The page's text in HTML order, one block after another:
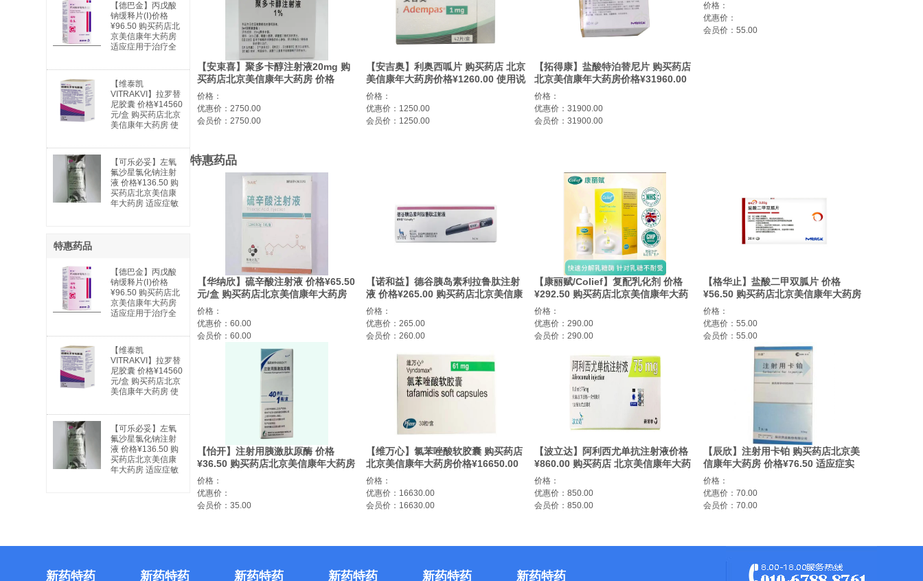
【德巴金】丙戊酸
钠缓释片(Ⅰ)价格
¥96.50 购买药店北
京美信康年大药房
适应症用于治疗全
以及特殊类型的综
合症。全身性癫痫
适用于：失神发
作、肌阵挛发作、
强直阵挛发作、失
张力发作及混合型
发作。部分性癫痫
发作；复杂部分性
发作；部分继发全
身性发作。躁狂
症：用于治疗与双
相情感障碍相关的
躁狂发作。
【维泰凯
VITRAKVI】拉罗替
尼胶囊 价格¥14560
元/盒 购买药店北京
美信康年大药房 使
药 实体瘤
【可乐必妥】左氧
氟沙星氯化钠注射
液 价格¥136.50 购
买药店北京美信康
年大药房 适应症敏
特惠药品
【德巴金】丙戊酸
钠缓释片(Ⅰ)价格
¥96.50 购买药店北
京美信康年大药房
适应症用于治疗全
以及特殊类型的综
合症。全身性癫痫
适用于：失神发
作、肌阵挛发作、
强直阵挛发作、失
张力发作及混合型
发作。部分性癫痫
发作；复杂部分性
发作；部分继发全
身性发作。躁狂
症：用于治疗与双
相情感障碍相关的
躁狂发作。
【维泰凯
VITRAKVI】拉罗替
尼胶囊 价格¥14560
元/盒 购买药店北京
美信康年大药房 使
药 实体瘤
【可乐必妥】左氧
氟沙星氯化钠注射
液 价格¥136.50 购
买药店北京美信康
年大药房 适应症敏
【安束喜】聚多卡醇注射液20mg 购
买药店北京美信康年大药房 价格
¥2760.00/盒 适应症静脉曲张
价格：
优惠价：2750.00
会员价：2750.00
【安吉奥】利奥西呱片 购买药店 北京
美信康年大药房价格¥1260.00 使用说
明书 肺动脉高压
价格：
优惠价：1250.00
会员价：1250.00
【拓得康】盐酸特泊替尼片 购买药店
北京美信康年大药房价格¥31960.00
适应症于治疗携带间质上皮转化因子
(MET)外显子14跳跃突变的局部晚期
或转移性非小细胞肺癌(NSCLC)成人
患者。
价格：
优惠价：31900.00
会员价：31900.00
价格：
优惠价：
会员价：55.00
特惠药品
【华纳欣】硫辛酸注射液 价格¥65.50
元/盒 购买药店北京美信康年大药房
适应症糖尿病周围神经病变引起的感
觉异常
价格：
优惠价：60.00
会员价：60.00
【诺和益】德谷胰岛素利拉鲁肽注射
液 价格¥265.00 购买药店北京美信康
年大药房 适应症适用于血糖控制不佳
的成人2型糖尿病患者 在饮食和运动
基础上联合其他口服降糖药物 改善血
糖控制。
价格：
优惠价：265.00
会员价：260.00
【康丽赋/Colief】复配乳化剂 价格
¥292.50 购买药店北京美信康年大药
房 用于婴儿补充乳糖酶
价格：
优惠价：290.00
会员价：290.00
【格华止】盐酸二甲双胍片 价格
¥56.50 购买药店北京美信康年大药房
适应症糖尿病
价格：
优惠价：55.00
会员价：55.00
【怡开】注射用胰激肽原酶 价格
¥36.50 购买药店北京美信康年大药房
适应症微循环障碍
价格：
优惠价：
会员价：35.00
【维万心】氯苯唑酸软胶囊 购买药店
北京美信康年大药房价格¥16650.00
适应症适用于治疗成人野生型或遗传
型转甲状腺素蛋白淀粉样变性心肌病
(ATTR-CM) 以减少心血管死亡及心血
管相关住院。
价格：
优惠价：16630.00
会员价：16630.00
【波立达】阿利西尤单抗注射液价格
¥860.00 购买药店 北京美信康年大药
房 适应症动脉粥样硬化性心血管不稳
定性
价格：
优惠价：850.00
会员价：850.00
【辰欣】注射用卡铂 购买药店北京美
信康年大药房 价格¥76.50 适应症实
体瘤
价格：
优惠价：70.00
会员价：70.00
新药特药 新药特药 新药特药 新药特药 新药特药 新药特药